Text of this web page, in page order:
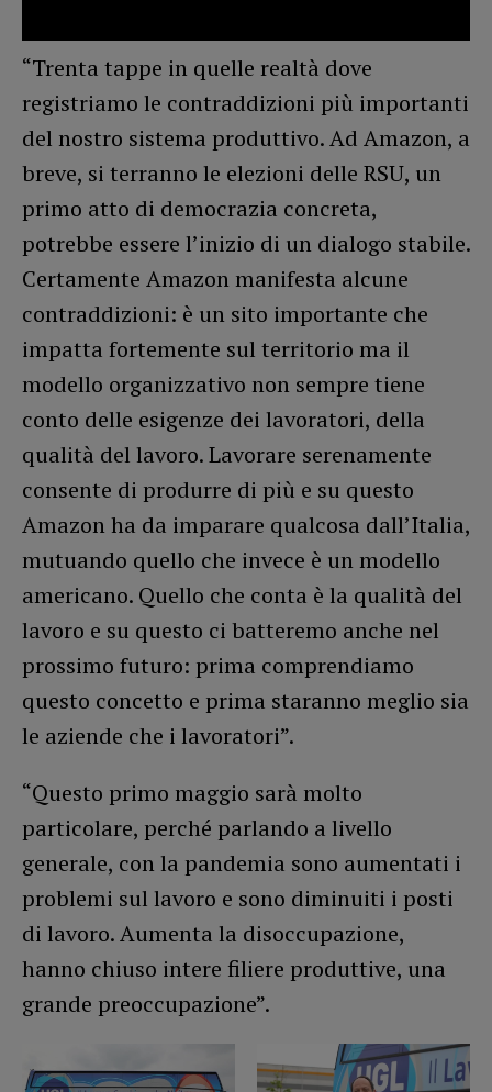
“Trenta tappe in quelle realtà dove
registriamo le contraddizioni più importanti
del nostro sistema produttivo. Ad Amazon, a
breve, si terranno le elezioni delle RSU, un
primo atto di democrazia concreta,
potrebbe essere l’inizio di un dialogo stabile.
Certamente Amazon manifesta alcune
contraddizioni: è un sito importante che
impatta fortemente sul territorio ma il
modello organizzativo non sempre tiene
conto delle esigenze dei lavoratori, della
qualità del lavoro. Lavorare serenamente
consente di produrre di più e su questo
Amazon ha da imparare qualcosa dall’Italia,
mutuando quello che invece è un modello
americano. Quello che conta è la qualità del
lavoro e su questo ci batteremo anche nel
prossimo futuro: prima comprendiamo
questo concetto e prima staranno meglio sia
le aziende che i lavoratori”.
“Questo primo maggio sarà molto
particolare, perché parlando a livello
generale, con la pandemia sono aumentati i
problemi sul lavoro e sono diminuiti i posti
di lavoro. Aumenta la disoccupazione,
hanno chiuso intere filiere produttive, una
grande preoccupazione”.